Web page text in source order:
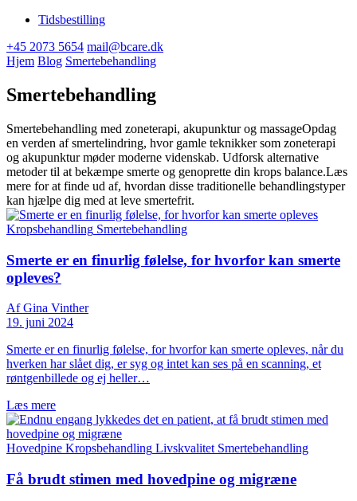
Tidsbestilling
+45 2073 5654 mail@bcare.dk
Hjem Blog Smertebehandling
Smertebehandling
Smertebehandling med zoneterapi, akupunktur og massageOpdag
en verden af smertelindring, hvor gamle teknikker som zoneterapi
og akupunktur møder moderne videnskab. Udforsk alternative
metoder til at bekæmpe smerte og genoprette din krops balance.Læs
mere for at finde ud af, hvordan disse traditionelle behandlingstyper
kan hjælpe dig med at leve smertefrit.
Kropsbehandling Smertebehandling
Smerte er en finurlig følelse, for hvorfor kan smerte
opleves?
Af Gina Vinther
19. juni 2024
Smerte er en finurlig følelse, for hvorfor kan smerte opleves, når du
hverken har slået dig, er syg og intet kan ses på en scanning, et
røntgenbillede og ej heller…
Læs mere
Hovedpine Kropsbehandling Livskvalitet Smertebehandling
Få brudt stimen med hovedpine og migræne